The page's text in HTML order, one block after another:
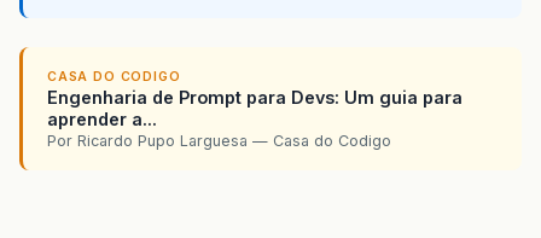
CASA DO CODIGO
Engenharia de Prompt para Devs: Um guia para
aprender a...
Por Ricardo Pupo Larguesa — Casa do Codigo